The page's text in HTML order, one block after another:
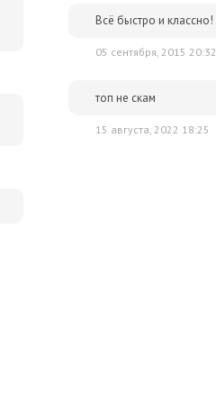
Всё быстро и классно!
05 сентября, 2015 20:32
топ не скам
15 августа, 2022 18:25